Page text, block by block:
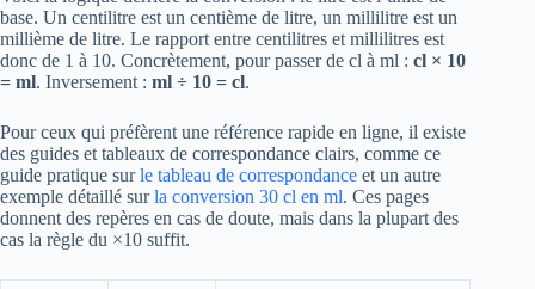
base. Un centilitre est un centième de litre, un millilitre est un
millième de litre. Le rapport entre centilitres et millilitres est
donc de 1 à 10. Concrètement, pour passer de cl à ml : cl × 10
= ml. Inversement : ml ÷ 10 = cl.
Pour ceux qui préfèrent une référence rapide en ligne, il existe
des guides et tableaux de correspondance clairs, comme ce
guide pratique surle tableau de correspondance et un autre
exemple détaillé surla conversion 30 cl en ml. Ces pages
donnent des repères en cas de doute, mais dans la plupart des
cas la règle du ×10 suffit.